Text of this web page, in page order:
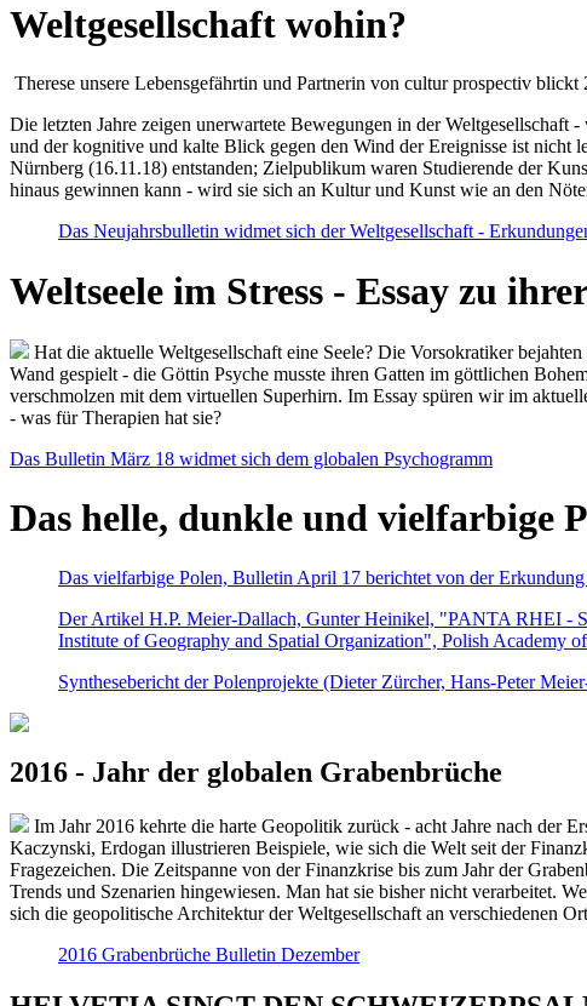
Weltgesellschaft wohin?
Therese unsere Lebensgefährtin und Partnerin von cultur prospectiv
Die letzten Jahre zeigen unerwartete Bewegungen in der Weltgesellschaft
und der kognitive und kalte Blick gegen den Wind der Ereignisse ist nicht
Nürnberg (16.11.18) entstanden; Zielpublikum waren Studierende der
hinaus gewinnen kann - wird sie sich an Kultur und Kunst wie an den
Das Neujahrsbulletin widmet sich der Weltgesellschaft -
Weltseele im Stress - Essay zu
Hat die aktuelle Weltgesellschaft eine Seele? Die Vorsokratiker
Wand gespielt - die Göttin Psyche musste ihren Gatten im göttlichen
verschmolzen mit dem virtuellen Superhirn. Im Essay spüren wir im
- was für Therapien hat sie?
Das Bulletin März 18 widmet sich dem globalen Psychogramm
Das helle, dunkle und vielfarbige
Das vielfarbige Polen, Bulletin April 17 berichtet von der
Der Artikel H.P. Meier-Dallach, Gunter Heinikel, "PANTA RHEI -
Institute of Geography and Spatial Organization", Polish Academy
Synthesebericht der Polenprojekte (Dieter Zürcher, Hans-Peter
2016 - Jahr der globalen Grabenbrüche
Im Jahr 2016 kehrte die harte Geopolitik zurück - acht Jahre nach der
Kaczynski, Erdogan illustrieren Beispiele, wie sich die Welt seit der
Fragezeichen. Die Zeitspanne von der Finanzkrise bis zum Jahr der
Trends und Szenarien hingewiesen. Man hat sie bisher nicht verarbeitet.
sich die geopolitische Architektur der Weltgesellschaft an verschiedenen
2016 Grabenbrüche Bulletin Dezember